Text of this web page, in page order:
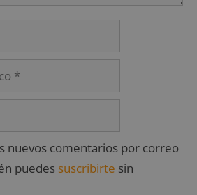
nuevos comentarios por correo
puedes suscribirte sin